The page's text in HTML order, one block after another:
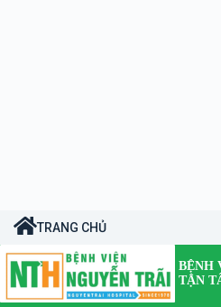
TRANG CHỦ
BỆNH
TẬN